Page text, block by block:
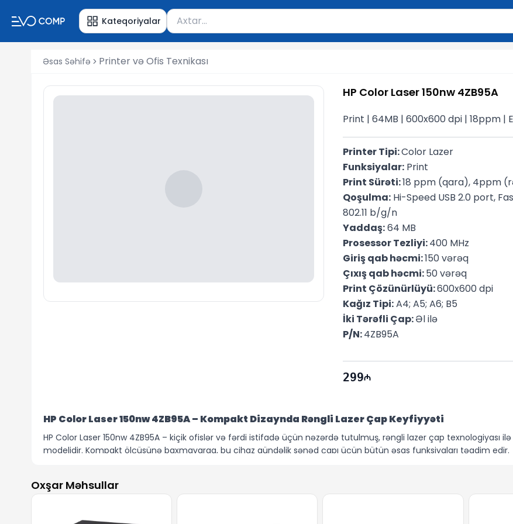
Kateqoriyalar Məhsul axtar
Axtarış üçün ən azı 2 simvol yazın. Göndərmək üçün Enter düyməsini
Əsas Səhifə Printer və Ofis Texnikası
HP Color Laser 150nw 4ZB95A
Print | 64MB | 600x600 dpi | 18ppm |
Printer Tipi: Color Lazer
Funksiyalar: Print
Print Sürəti: 18 ppm (qara), 4ppm
Qoşulma: Hi-Speed USB 2.0 port,
802.11 b/g/n
Yaddaş: 64 MB
Prosessor Tezliyi: 400 MHz
Giriş qab həcmi: 150 vərəq
Çıxış qab həcmi: 50 vərəq
Print Çözünürlüyü: 600x600 dpi
Kağız Tipi: A4; A5; A6; B5
İki Tərəfli Çap: Əl ilə
P/N: 4ZB95A
299
HP Color Laser 150nw 4ZB95A – Kompakt Dizaynda Rəngli Lazer Çap Keyfiyyəti
HP Color Laser 150nw 4ZB95A – kiçik ofislər və fərdi istifadə üçün nəzərdə tutulmuş, rəngli lazer çap texnologiyası
modelidir. Kompakt ölçüsünə baxmayaraq, bu cihaz gündəlik sənəd çapı üçün bütün əsas funksiyaları təqdim edir.
qrafiklərin aydın və dəqiq çıxışını təmin edir. İki tərəfli çap funksiyası əl ilə yerinə yetirilir, bu da kağız sərfiyyatına
64 MB daxili yaddaş və 400 MHz prosessorla təchiz olunmuş HP Color Laser 150nw gündəlik çap tapşırıqlarını fasiləsiz
Oxşar Məhsullar